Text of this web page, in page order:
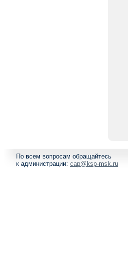
По всем вопросам обращайтесь
к администрации: cap@ksp-msk.ru